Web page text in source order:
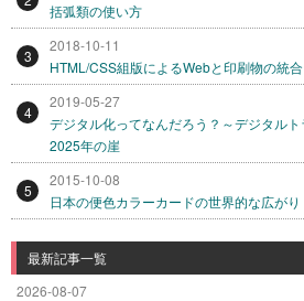
括弧類の使い方
3
2018-10-11
HTML/CSS組版によるWebと印刷物の統
4
2019-05-27
デジタル化ってなんだろう？～デジタル
2025年の崖
5
2015-10-08
日本の便色カラーカードの世界的な広がり
最新記事一覧
2026-08-07